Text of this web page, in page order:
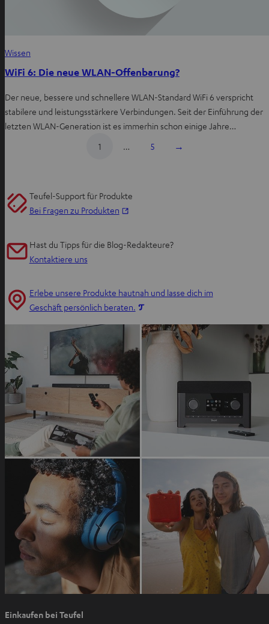
Wissen
WiFi 6: Die neue WLAN-Offenbarung?
Der neue, bessere und schnellere WLAN-Standard WiFi 6 verspricht
stabilere und leistungsstärkere Verbindungen. Seit der Einführung der
letzten WLAN-Generation ist es immerhin schon einige Jahre…
1
… 5 →
Teufel-Support für Produkte
Bei Fragen zu Produkten
n
T
a
ö
f
n
e
n
Hast du Tipps für die Blog-Redakteure?
Kontaktiere uns
Erlebe unsere Produkte hautnah und lasse dich im
Geschäft persönlich beraten.
n
e
n
e
n
m
Einkaufen bei Teufel